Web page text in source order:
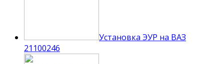
Установка ЭУР на ВАЗ
21100246